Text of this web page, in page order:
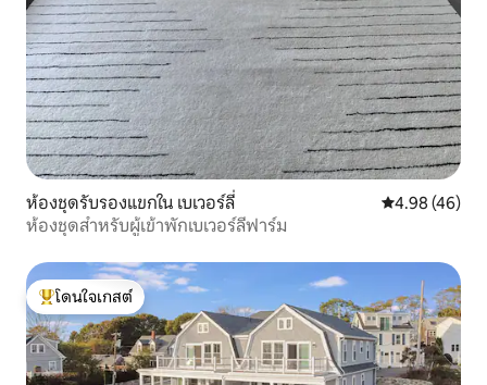
ห้องชุดรับรองแขกใน เบเวอร์ลี่ คะแนนเฉลี่ย
4.98 (46)
ห้องชุดสำหรับผู้เข้าพักเบเวอร์ลีฟาร์ม
โดนใจเกสต์ที่สุด
โดนใจเกสต์